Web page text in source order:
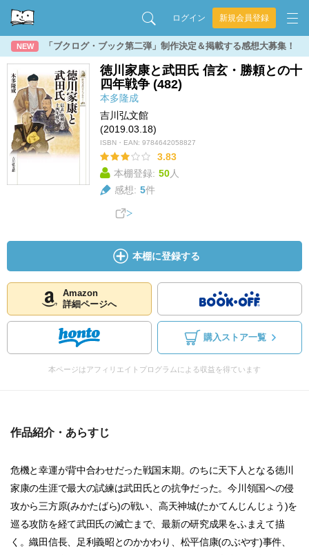
ログイン 新規会員登録
NEW 「ブクログ・ブック第二弾」制作決定＆掲載する感想大募集！
徳川家康と武田氏 信玄・勝頼との十
四年戦争 (482)
本多隆成
吉川弘文館
(2019.03.18)
ISBN・EAN: 9784642058827
3.83
本棚登録: 50人
感想: 5件
本棚に登録する
Amazon
詳細ページへ
購入ストア一覧
本ページはアフィリエイトプログラムによる収益を得ています
作品紹介・あらすじ
危機と幸運が背中合わせだった戦国末期。のちに天下人となる徳川
家康の生涯で最大の試練は武田氏との抗争だった。今川領国への侵
攻から三方原(みかたばら)の戦い、高天神城(たかてんじんじょう)を
巡る攻防を経て武田氏の滅亡まで、最新の研究成果をふまえて描
く。織田信長、足利義昭とのかかわり、松平信康(のぶやす)事件、